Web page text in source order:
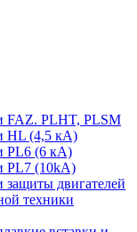
FAZ. PLHT, PLSM
HL (4,5 кА)
PL6 (6 кА)
PL7 (10kA)
защиты двигателей
техники